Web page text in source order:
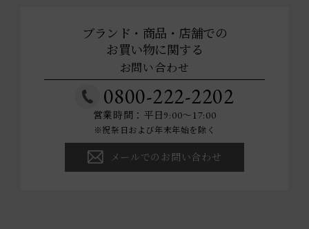
ブランド・商品・店舗での
お買い物に関する
お問い合わせ
0800-222-2202
営業時間：平日9:00～17:00
※祝祭日および年末年始を除く
メールでのお問い合わせ